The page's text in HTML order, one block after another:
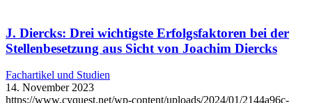
J. Diercks: Drei wichtigste Erfolgsfaktoren bei der
Stellenbesetzung aus Sicht von Joachim Diercks
Fachartikel und Studien
14. November 2023
https://www.cyquest.net/wp-content/uploads/2024/01/2144a96c-